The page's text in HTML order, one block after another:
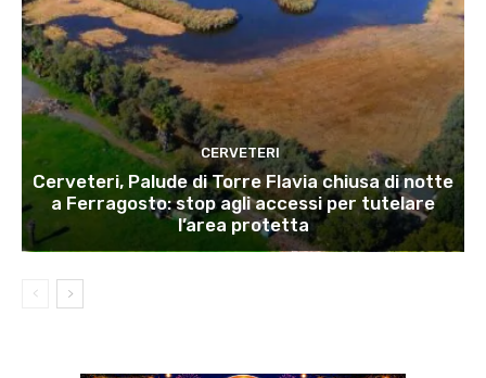
CERVETERI
Cerveteri, Palude di Torre Flavia chiusa di notte
a Ferragosto: stop agli accessi per tutelare
l’area protetta